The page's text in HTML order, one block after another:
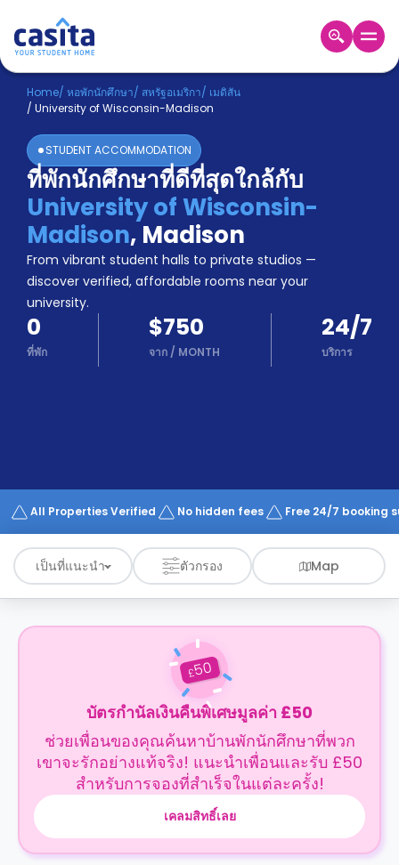
Home TH USD
เข้าสู่
ระบบ
Booking
Accommodation
About
us
Blog
Refer
And
Earn
Become
A
Partner
Help
Works
Home/ หอพักนักศึกษา/ สหรัฐอเมริกา/ เมดิสัน
/ University of Wisconsin-Madison
STUDENT ACCOMMODATION
ที่พักนักศึกษาที่ดีที่สุดใกล้กับ
University of Wisconsin-
Madison, Madison
From vibrant student halls to private studios —
discover verified, affordable rooms near your
university.
0
ที่พัก
$750
จาก / MONTH
24/7
บริการ
All Properties Verified No hidden fees Free 24/7 booking
เป็นที่แนะนำ ตัวกรอง Map
£50
บัตรกำนัลเงินคืนพิเศษมูลค่า £50
ช่วยเพื่อนของคุณค้นหาบ้านพักนักศึกษาที่พวก
เขาจะรักอย่างแท้จริง! แนะนำเพื่อนและรับ £50
สำหรับการจองที่สำเร็จในแต่ละครั้ง!
เคลมสิทธิ์เลย